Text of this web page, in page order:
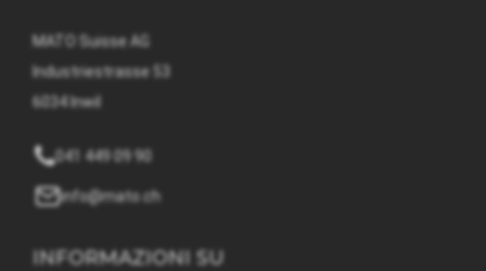
MATO Suisse AG
Industriestrasse 53
6034 Inwil
041 449 09 90
info@mato.ch
INFORMAZIONI SU